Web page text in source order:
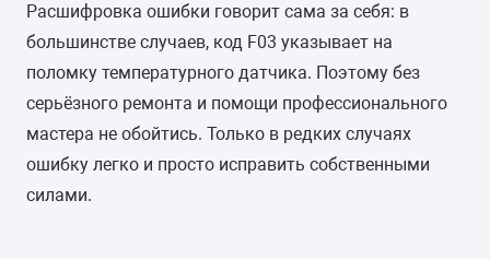
Расшифровка ошибки говорит сама за себя: в
большинстве случаев, код F03 указывает на
поломку температурного датчика. Поэтому без
серьёзного ремонта и помощи профессионального
мастера не обойтись. Только в редких случаях
ошибку легко и просто исправить собственными
силами.